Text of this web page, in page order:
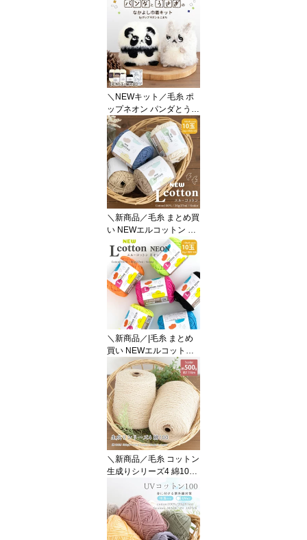
-3000】毛糸ZAKKAスト
アーズ まとめ買い 数量
限定 ごしょう産業
＼NEWキット／毛糸 ポ
ップネオン パンダとうさ
ぎのなかよし巾着KIT≪
毛糸6玉＋編み図≫【KZ
2135-1】綿 編み物 手芸
こまち ポーチ 毛糸zakka
ストアーズ オリジナル毛
糸
＼新商品／毛糸 まとめ買
い NEWエルコットン ≪
10玉パック≫【6113F】
綿 コットン100％ 編み物
手芸 毛糸ZAKKAストア
ーズ ごしょう産業
＼新商品／|毛糸 まとめ
買い NEWエルコットン
ネオン ≪10玉パック≫
【6114F】綿 コットン10
0％ 編み物 手芸 毛糸ZAK
KAストアーズ ごしょう
産業
＼新商品／毛糸 コットン
生成りシリーズ4 綿100
【ZKN4C】コットン10
0% 綿 大容量 アウトレッ
ト 編み物 手芸 毛糸ZAKK
Aストアーズ ごしょう産
業 ウエア ベスト シンプ